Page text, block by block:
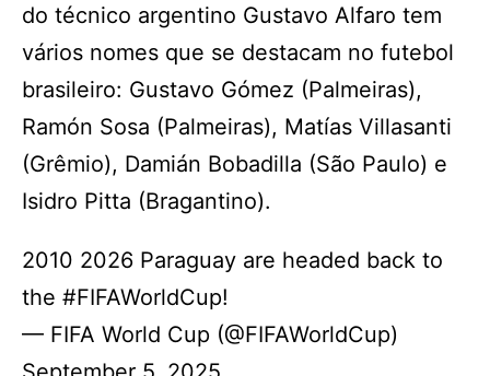
do técnico argentino Gustavo Alfaro tem
vários nomes que se destacam no futebol
brasileiro: Gustavo Gómez (Palmeiras),
Ramón Sosa (Palmeiras), Matías Villasanti
(Grêmio), Damián Bobadilla (São Paulo) e
Isidro Pitta (Bragantino).
2010 2026 Paraguay are headed back to
the #FIFAWorldCup!
— FIFA World Cup (@FIFAWorldCup)